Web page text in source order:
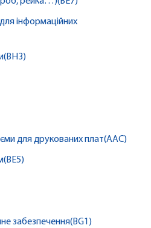
інформаційних
для друкованих плат(AAC)
забезпечення(BG1)